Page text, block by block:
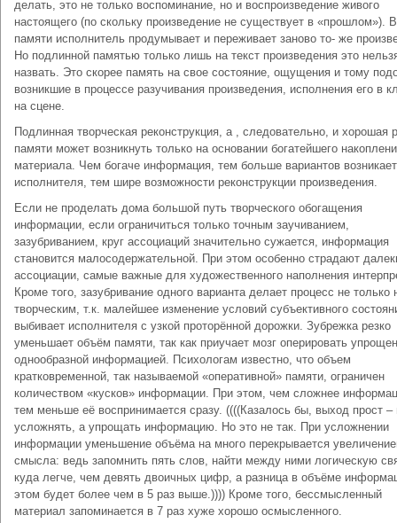
делать, это не только воспоминание, но и воспроизведение живого
настоящего (по скольку произведение не существует в «прошлом»).
памяти исполнитель продумывает и переживает заново то- же
Но подлинной памятью только лишь на текст произведения это
назвать. Это скорее память на свое состояние, ощущения и тому
возникшие в процессе разучивания произведения, исполнения его в
на сцене.
Подлинная творческая реконструкция, а , следовательно, и хорошая
памяти может возникнуть только на основании богатейшего
материала. Чем богаче информация, тем больше вариантов
исполнителя, тем шире возможности реконструкции произведения.
Если не проделать дома большой путь творческого обогащения
информации, если ограничиться только точным заучиванием,
зазубриванием, круг ассоциаций значительно сужается, информация
становится малосодержательной. При этом особенно страдают
ассоциации, самые важные для художественного наполнения
Кроме того, зазубривание одного варианта делает процесс не только
творческим, т.к. малейшее изменение условий субъективного
выбивает исполнителя с узкой проторённой дорожки. Зубрежка резко
уменьшает объём памяти, так как приучает мозг оперировать
однообразной информацией. Психологам известно, что объем
кратковременной, так называемой «оперативной» памяти, ограничен
количеством «кусков» информации. При этом, чем сложнее
тем меньше её воспринимается сразу. ((((Казалось бы, выход прост –
усложнять, а упрощать информацию. Но это не так. При усложнении
информации уменьшение объёма на много перекрывается
смысла: ведь запомнить пять слов, найти между ними логическую
куда легче, чем девять двоичных цифр, а разница в объёме
этом будет более чем в 5 раз выше.)))) Кроме того, бессмысленный
материал запоминается в 7 раз хуже хорошо осмысленного.